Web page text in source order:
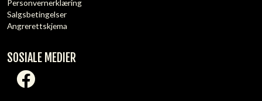
Personvernerklæring
Salgsbetingelser
Angrerettskjema
SOSIALE MEDIER